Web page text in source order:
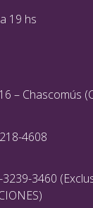
19 hs
– Chascomús
4608
3460